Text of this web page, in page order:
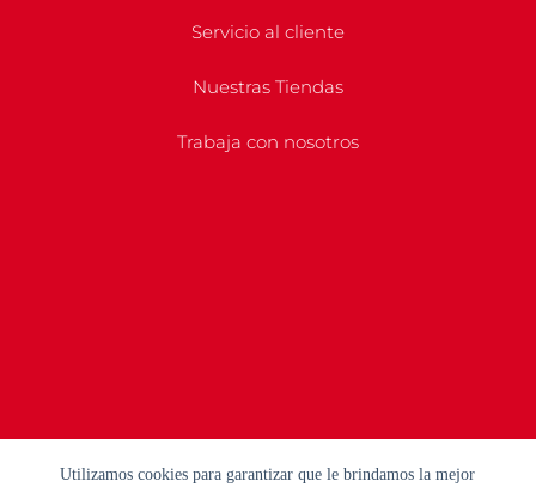
Utilizamos cookies para garantizar que le brindamos la mejor
Servicio al cliente
Nuestras Tiendas
Trabaja con nosotros